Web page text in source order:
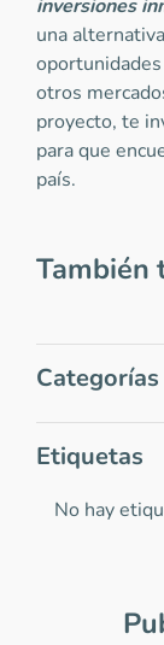
inversiones
una
otros
proyecto, te
para que
país.
También
Categorías
Etiquetas
No hay